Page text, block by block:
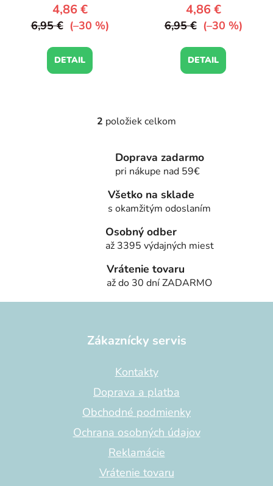
4,86 €
6,95 € (–30 %)
DETAIL
4,86 €
6,95 € (–30 %)
DETAIL
O
l
á
d
a
c
e
p
v
k
y
p
s
u
2 položiek celkom
Doprava zadarmo
pri nákupe nad 59€
Všetko na sklade
s okamžitým odoslaním
Osobný odber
až 3395 výdajných miest
Vrátenie tovaru
až do 30 dní ZADARMO
Zákaznícky servis
Kontakty
Doprava a platba
Obchodné podmienky
Ochrana osobných údajov
Reklamácie
Vrátenie tovaru